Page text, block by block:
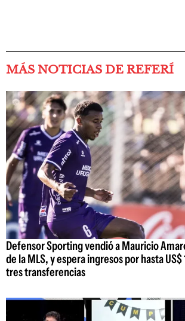
MÁS NOTICIAS DE REFERÍ
Defensor Sporting vendió a Mauricio
de la MLS, y espera ingresos por hasta
tres transferencias